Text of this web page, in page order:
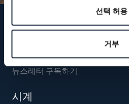
선택 허용
거부
브레게 팔로우하기
뉴스레터 구독하기
시계